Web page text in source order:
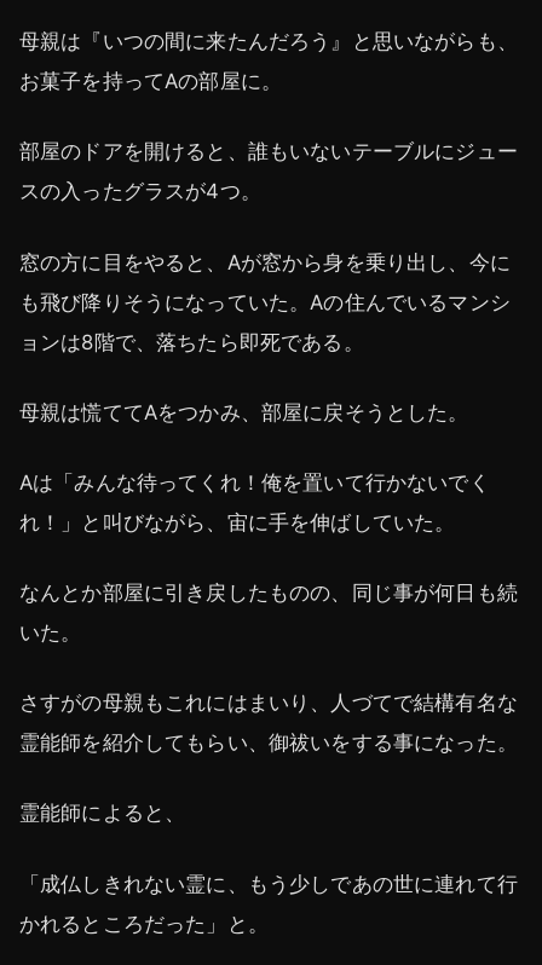
母親は『いつの間に来たんだろう』と思いながらも、
お菓子を持ってAの部屋に。
部屋のドアを開けると、誰もいないテーブルにジュー
スの入ったグラスが4つ。
窓の方に目をやると、Aが窓から身を乗り出し、今に
も飛び降りそうになっていた。Aの住んでいるマンシ
ョンは8階で、落ちたら即死である。
母親は慌ててAをつかみ、部屋に戻そうとした。
Aは「みんな待ってくれ！俺を置いて行かないでく
れ！」と叫びながら、宙に手を伸ばしていた。
なんとか部屋に引き戻したものの、同じ事が何日も続
いた。
さすがの母親もこれにはまいり、人づてで結構有名な
霊能師を紹介してもらい、御祓いをする事になった。
霊能師によると、
「成仏しきれない霊に、もう少しであの世に連れて行
かれるところだった」と。